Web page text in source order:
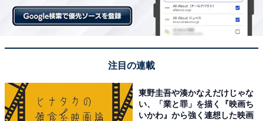
まずご紹介したいのが、隙間掃除シリーズのポイントブ
り、その先に丸いブラシが付いています。
注目の連載
東野圭吾や湊かなえだけじゃな
い、「業と罪」を描く『映画ち
いかわ』から強く連想した映画